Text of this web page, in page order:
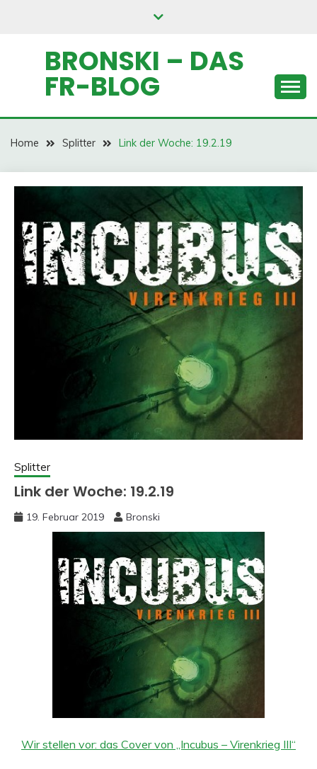
BRONSKI – DAS
FR-BLOG
Home Splitter Link der Woche: 19.2.19
Splitter
Link der Woche: 19.2.19
19. Februar 2019 Bronski
Wir stellen vor: das Cover von „Incubus – Virenkrieg III“